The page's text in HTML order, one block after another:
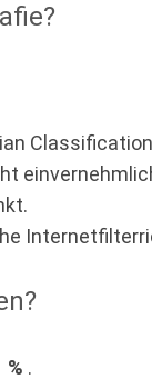
% .